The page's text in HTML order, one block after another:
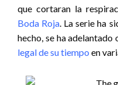
que cortaran la
Boda Roja . La serie ha
hecho, se ha adelantado
legal de su tiempo en